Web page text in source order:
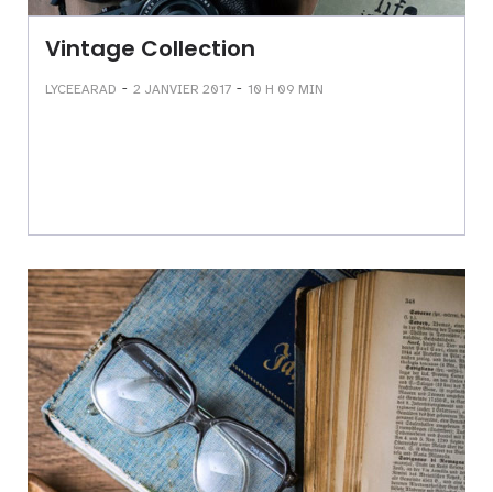
Vintage Collection
LYCEEARAD - 2 JANVIER 2017 - 10 H 09 MIN